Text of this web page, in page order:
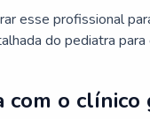
esse profissional
do pediatra
com o clínico